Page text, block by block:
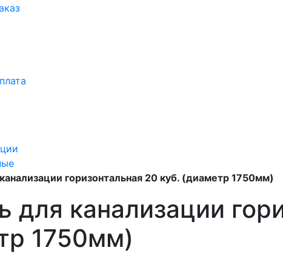
горизонтальная 20 куб. (диаметр 1750мм)
для канализации
1750мм)